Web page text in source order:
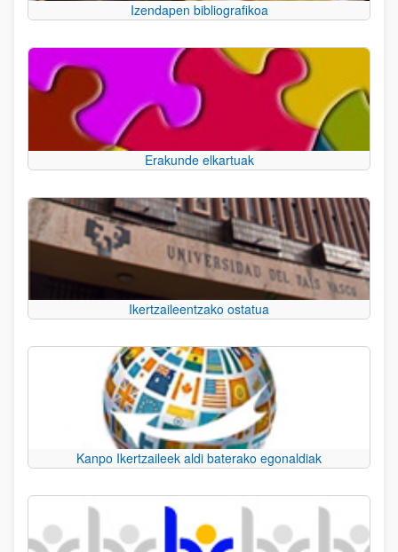
Izendapen bibliografikoa
Erakunde elkartuak
Ikertzaileentzako ostatua
Kanpo Ikertzaileek aldi baterako egonaldiak